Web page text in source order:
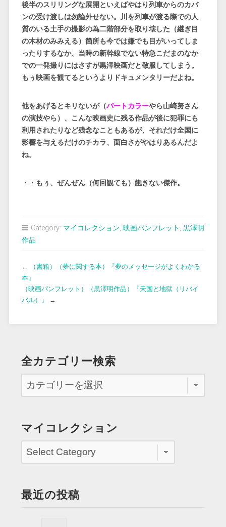
後半のスリリングな展開といえばやはり列車からのカバ
ンの受け渡しは勿論外せない。川を列車が渡る際での人
質のいる土手の撮影の為二階部分を取り壊した（継ぎ目
の木材のみみえる）箇所も今では嫌でも目がいってしま
ったりするなか、当時の新幹線でない特急こだまのなか
での一発撮りにはさすが黒澤映画だと敬服してしまう。
もぅ映画を観てるというよりドキュメンタリーだよね。
他をあげるとキリないが（パートカラーやら山崎努さん
の演技やら）、こんな映画史に残る作品が後に犯罪にも
利用されたりなど残念なこともあるが、それだけ全国に
影響を与えるだけのチカラ、面白さがやはりあるんだよ
ね。
・・もぅ、ぜんぜん（何回観ても）飽きない傑作。
Category: マイコレクション, 映画パンフレット , 黒澤明
作品
←
（書籍）（夢に関する本）『夢のメッセージがよくわかる
本』
（映画パンフレット）（黒澤明作品）『天国と地獄（リバイ
バル）』
→
全カテゴリー検索
マイコレクション
最近の投稿